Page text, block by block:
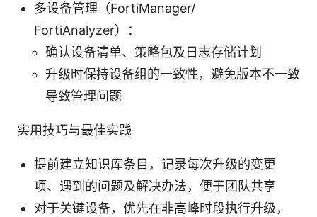
多设备管理（FortiManager/
FortiAnalyzer）：
确认设备清单、策略包及日志存储计划
升级时保持设备组的一致性，避免版本不一致
导致管理问题
实用技巧与最佳实践
提前建立知识库条目，记录每次升级的变更
项、遇到的问题及解决办法，便于团队共享
对于关键设备，优先在非高峰时段执行升级，